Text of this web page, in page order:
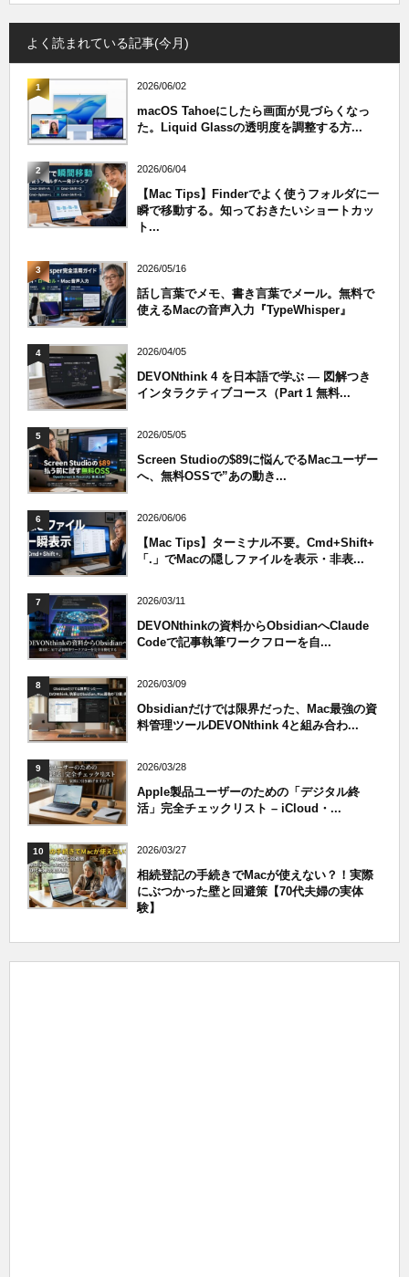
よく読まれている記事(今月)
1 2026/06/02
macOS Tahoeにしたら画面が見づらくなっ
た。Liquid Glassの透明度を調整する方...
2 2026/06/04
【Mac Tips】Finderでよく使うフォルダに一
瞬で移動する。知っておきたいショートカッ
ト...
3 2026/05/16
話し言葉でメモ、書き言葉でメール。無料で
使えるMacの音声入力『TypeWhisper』
4 2026/04/05
DEVONthink 4 を日本語で学ぶ — 図解つき
インタラクティブコース（Part 1 無料...
5 2026/05/05
Screen Studioの$89に悩んでるMacユーザー
へ、無料OSSで”あの動き...
6 2026/06/06
【Mac Tips】ターミナル不要。Cmd+Shift+
「.」でMacの隠しファイルを表示・非表...
7 2026/03/11
DEVONthinkの資料からObsidianへClaude
Codeで記事執筆ワークフローを自...
8 2026/03/09
Obsidianだけでは限界だった、Mac最強の資
料管理ツールDEVONthink 4と組み合わ...
9 2026/03/28
Apple製品ユーザーのための「デジタル終
活」完全チェックリスト – iCloud・...
10 2026/03/27
相続登記の手続きでMacが使えない？！実際
にぶつかった壁と回避策【70代夫婦の実体
験】